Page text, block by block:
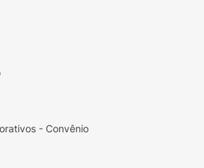
tórax:
86 a 96 cm
- Convênio